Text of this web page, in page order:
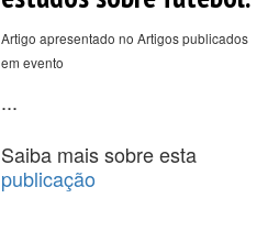
Artigo apresentado no Artigos publicados
em evento
...
Saiba mais sobre esta
publicação